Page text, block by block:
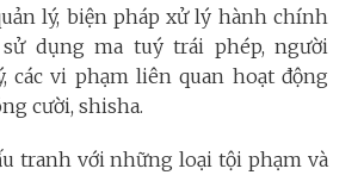
lý, biện pháp xử lý hành chính
dụng ma tuý trái phép, người
các vi phạm liên quan hoạt động
cười, shisha.
tranh với những loại tội phạm và